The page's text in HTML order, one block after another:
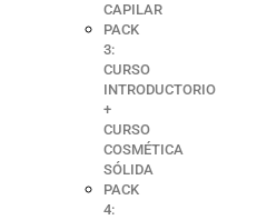
CAPILAR
PACK
3:
CURSO
INTRODUCTORIO
+
CURSO
COSMÉTICA
SÓLIDA
PACK
4: